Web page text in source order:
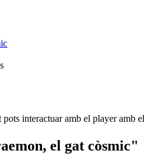
interactuar amb el player amb
el gat còsmic"